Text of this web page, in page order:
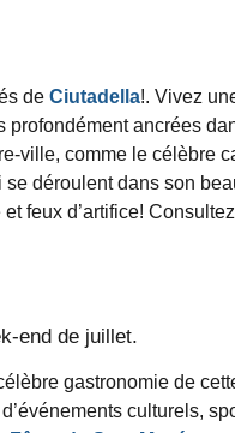
de Ciutadella!. Vivez
ancrées
ville, comme le célèbre
déroulent dans son
feux d’artifice!
end de juillet.
gastronomie de
culturels,